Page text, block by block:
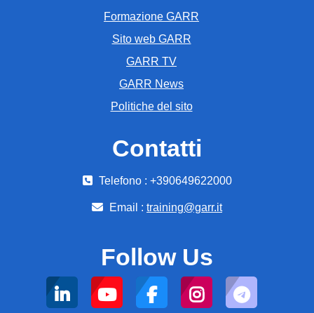
Formazione GARR
Sito web GARR
GARR TV
GARR News
Politiche del sito
Contatti
Telefono : +390649622000
Email : training@garr.it
Follow Us